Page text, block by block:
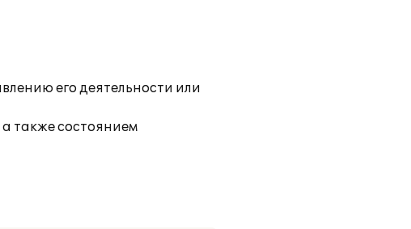
его деятельности или
также состоянием